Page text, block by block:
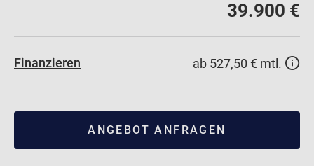
39.900 €
Finanzieren ab 527,50 € mtl.
ANGEBOT ANFRAGEN